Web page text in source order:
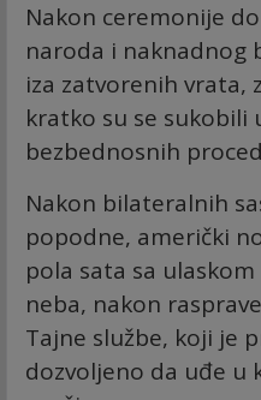
Nakon ceremonije
naroda i naknadnog
iza zatvorenih vrata,
kratko su se sukobili
bezbednosnih
Nakon bilateralnih
popodne, američki
pola sata sa
neba, nakon
Tajne službe, koji je
dozvoljeno da uđe u